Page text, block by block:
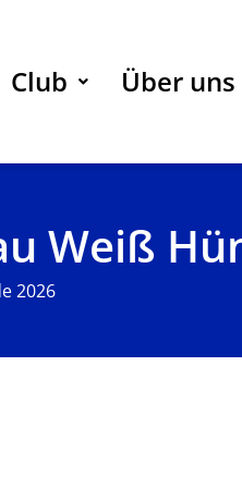
Club Über uns
Weiß
2026